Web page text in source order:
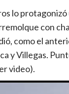
lo protagonizó
con
como el
y Villegas.
video).